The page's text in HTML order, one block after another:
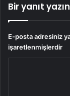
Bir yanıt yazın
E-posta adresiniz
işaretlenmişlerdir